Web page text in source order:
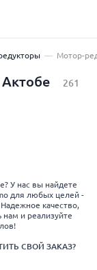
Мотор-
261
У нас вы найдете
для любых целей -
качество,
и реализуйте
СВОЙ ЗАКАЗ?